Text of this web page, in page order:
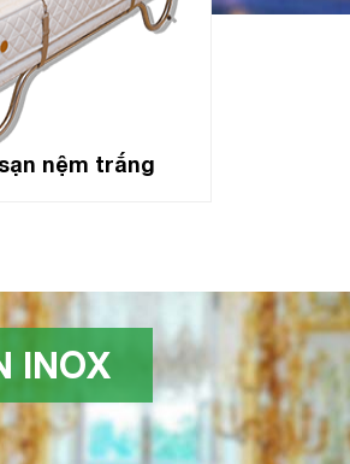
nệm trắng
INOX